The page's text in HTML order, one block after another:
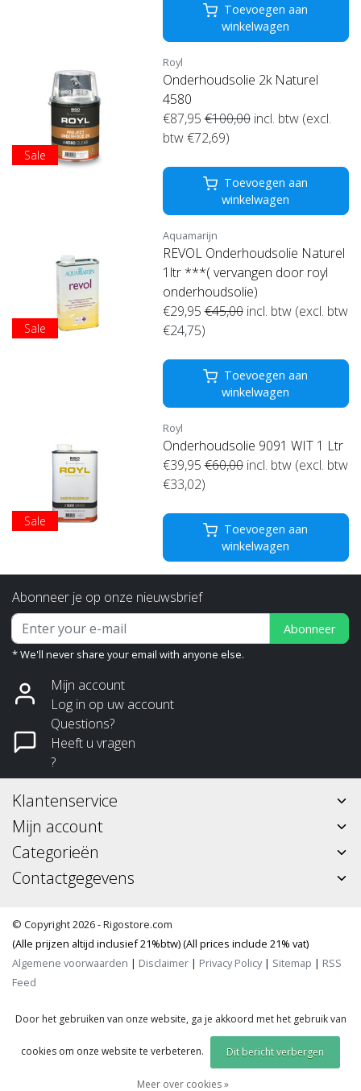
Toevoegen aan
winkelwagen
Sale
Royl
Onderhoudsolie 2k Naturel
4580
€87,95 €100,00incl. btw (excl.
btw €72,69)
Toevoegen aan
winkelwagen
Sale
Aquamarijn
REVOL Onderhoudsolie Naturel
1ltr ***( vervangen door royl
onderhoudsolie)
€29,95 €45,00incl. btw (excl. btw
€24,75)
Toevoegen aan
winkelwagen
Sale
Royl
Onderhoudsolie 9091 WIT 1 Ltr
€39,95 €60,00incl. btw (excl. btw
€33,02)
Toevoegen aan
winkelwagen
Abonneer je op onze nieuwsbrief
Abonneer
* We'll never share your email with anyone else.
Mijn account
Log in op uw account
Questions?
Heeft u vragen
?
Klantenservice
Mijn account
Categorieën
Contactgegevens
© Copyright 2026 - Rigostore.com
(Alle prijzen altijd inclusief 21%btw) (All prices include 21% vat)
Algemene voorwaarden | Disclaimer | Privacy Policy| Sitemap | RSS
Feed
Door het gebruiken van onze website, ga je akkoord met het gebruik van
cookies om onze website te verbeteren. Dit bericht verbergen
Meer over cookies »